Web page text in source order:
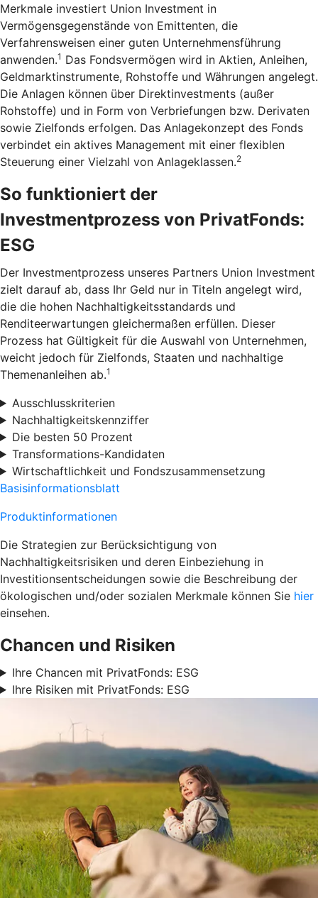
Merkmale investiert Union Investment in
Vermögensgegenstände von Emittenten, die
Verfahrensweisen einer guten Unternehmensführung
anwenden.1 Das Fondsvermögen wird in Aktien, Anleihen,
Geldmarktinstrumente, Rohstoffe und Währungen angelegt.
Die Anlagen können über Direktinvestments (außer
Rohstoffe) und in Form von Verbriefungen bzw. Derivaten
sowie Zielfonds erfolgen. Das Anlagekonzept des Fonds
verbindet ein aktives Management mit einer flexiblen
Steuerung einer Vielzahl von Anlageklassen.2
So funktioniert der
Investmentprozess von PrivatFonds:
ESG
Der Investmentprozess unseres Partners Union Investment
zielt darauf ab, dass Ihr Geld nur in Titeln angelegt wird,
die die hohen Nachhaltigkeitsstandards und
Renditeerwartungen gleichermaßen erfüllen. Dieser
Prozess hat Gültigkeit für die Auswahl von Unternehmen,
weicht jedoch für Zielfonds, Staaten und nachhaltige
Themenanleihen ab.1
Ausschlusskriterien
Nachhaltigkeitskennziffer
Die besten 50 Prozent
Transformations-Kandidaten
Wirtschaftlichkeit und Fondszusammensetzung
Basisinformationsblatt
Produktinformationen
Die Strategien zur Berücksichtigung von
Nachhaltigkeitsrisiken und deren Einbeziehung in
Investitionsentscheidungen sowie die Beschreibung der
ökologischen und/oder sozialen Merkmale können Sie hier
einsehen.
Chancen und Risiken
Ihre Chancen mit PrivatFonds: ESG
Ihre Risiken mit PrivatFonds: ESG